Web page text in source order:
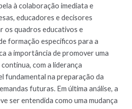
à colaboração imediata e
educadores e decisores
os quadros educativos e
formação específicos para a
a importância de promover uma
com a liderança
fundamental na preparação da
futuras. Em última análise, a
ser entendida como uma mudança